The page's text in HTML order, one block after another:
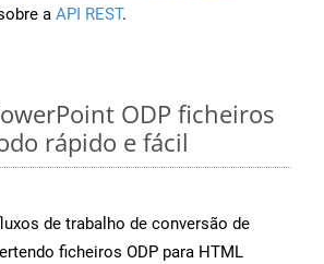
a API REST.
ODP ficheiros
rápido e fácil
de trabalho de conversão de
ficheiros ODP para HTML